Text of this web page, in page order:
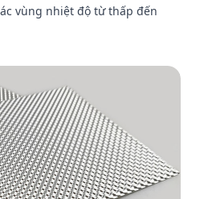
vùng nhiệt độ từ thấp đến